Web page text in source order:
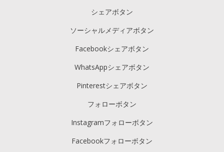
シェアボタン
ソーシャルメディアボタン
Facebookシェアボタン
WhatsAppシェアボタン
Pinterestシェアボタン
フォローボタン
Instagramフォローボタン
Facebookフォローボタン